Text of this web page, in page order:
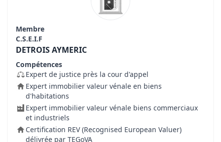
Membre
C.S.E.I.F
DETROIS AYMERIC
Compétences
Expert de justice près la cour d'appel
Expert immobilier valeur vénale en biens
d'habitations
Expert immobilier valeur vénale biens commerciaux
et industriels
Certification REV (Recognised European Valuer)
délivrée par TEGoVA